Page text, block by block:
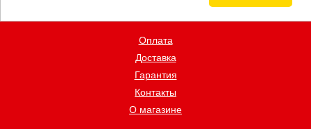
Оплата
Доставка
Гарантия
Контакты
О магазине